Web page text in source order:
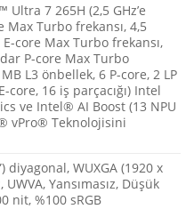
7 265H (2,5 GHz’e
Max Turbo frekansı, 4,5
E-core Max Turbo frekansı,
P-core Max Turbo
L3 önbellek, 6 P-core, 2 LP
core, 16 iş parçacığı) Intel
ve Intel® AI Boost (13 NPU
vPro® Teknolojisini
diyagonal, WUXGA (1920 x
UWVA, Yansımasız, Düşük
nit, %100 sRGB